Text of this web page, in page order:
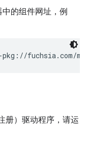
的组件网址，例
册）驱动程序，请运